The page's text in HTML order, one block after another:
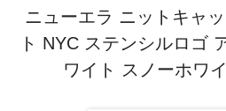
ニューエラ ニットキャ
ト NYC ステンシルロゴ
ワイト スノーホワ